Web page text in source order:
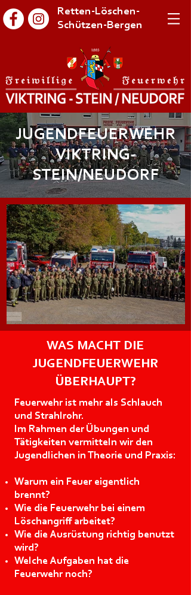
Retten-Löschen-
Schützen-Bergen
JUGENDFEUERWEHR
VIKTRING-
STEIN/NEUDORF
WAS MACHT DIE
JUGENDFEUERWEHR
ÜBERHAUPT?
Feuerwehr ist mehr als Schlauch
und Strahlrohr.
Im Rahmen der Übungen und
Tätigkeiten vermitteln wir den
Jugendlichen in Theorie und Praxis:
Warum ein Feuer eigentlich
brennt?
Wie die Feuerwehr bei einem
Löschangriff arbeitet?
Wie die Ausrüstung richtig benutzt
wird?
Welche Aufgaben hat die
Feuerwehr noch?